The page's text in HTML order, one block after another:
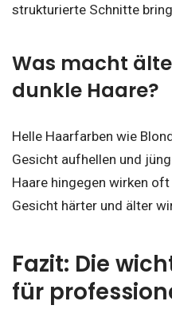
strukturierte Schnitte
Was macht
dunkle Haare?
Helle Haarfarben wie
Gesicht aufhellen und
Haare hingegen wirken
Gesicht härter und älter
Fazit: Die
für